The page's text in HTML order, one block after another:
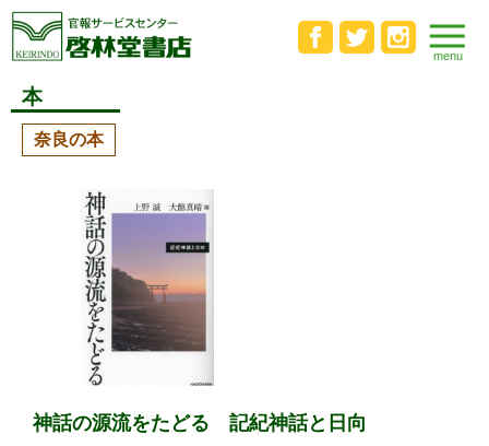
本
奈良の本
神話の源流をたどる 記紀神話と日向